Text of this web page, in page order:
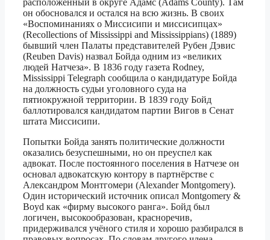
он обосновался и остался на всю жизнь. В своих
«Воспоминаниях о Миссисипи и миссисипцах»
(Recollections of Mississippi and Mississippians) (1889)
бывший член Палаты представителей Рубен Дэвис
(Reuben Davis) назвал Бойда одним из «великих
людей Натчеза». В 1836 году газета Rodney,
Mississippi Telegraph сообщила о кандидатуре Бойда
на должность судьи уголовного суда на
пятиокружной территории. В 1839 году Бойд
баллотировался кандидатом партии Вигов в Сенат
штата Миссисипи.
Попытки Бойда занять политические должности
оказались безуспешными, но он преуспел как
адвокат. После постоянного поселения в Натчезе он
основал адвокатскую контору в партнёрстве с
Александром Монтгомери (Alexander Montgomery).
Один исторический источник описал Montgomery &
Boyd как «фирму высокого ранга». Бойд был
логичен, высокообразован, красноречив,
придерживался учёного стиля и хорошо разбирался в